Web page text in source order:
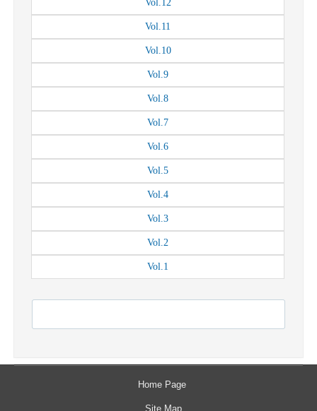
Vol.12
Vol.11
Vol.10
Vol.9
Vol.8
Vol.7
Vol.6
Vol.5
Vol.4
Vol.3
Vol.2
Vol.1
Home Page
Site Map